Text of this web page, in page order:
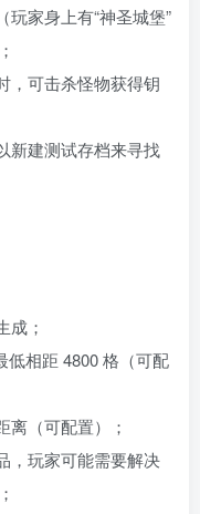
家身上有“神圣城堡”
，可击杀怪物获得钥
新建测试存档来寻找
成；
低相距 4800 格（可配
离（可配置）；
，玩家可能需要解决